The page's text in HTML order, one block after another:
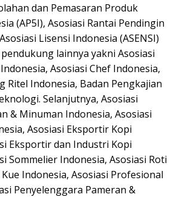
dan Pemasaran Produk
(AP5I), Asosiasi Rantai Pendingin
Lisensi Indonesia (ASENSI)
lainnya yakni Asosiasi
Asosiasi Chef Indonesia,
Ritel Indonesia, Badan Pengkajian
Selanjutnya, Asosiasi
& Minuman Indonesia, Asosiasi
Asosiasi Eksportir Kopi
Eksportir dan Industri Kopi
Sommelier Indonesia, Asosiasi Roti
Indonesia, Asosiasi Profesional
Penyelenggara Pameran &